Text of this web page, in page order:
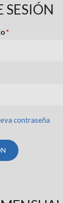
SESIÓN
*
contraseña